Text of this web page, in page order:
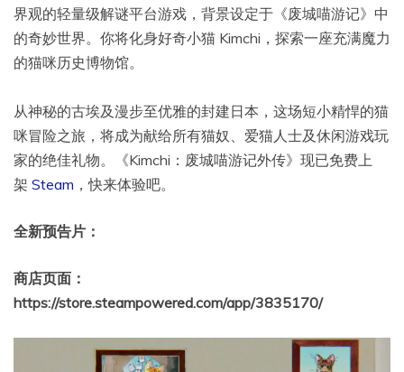
界观的轻量级解谜平台游戏，背景设定于《废城喵游记》中
的奇妙世界。你将化身好奇小猫 Kimchi，探索一座充满魔力
的猫咪历史博物馆。
从神秘的古埃及漫步至优雅的封建日本，这场短小精悍的猫
咪冒险之旅，将成为献给所有猫奴、爱猫人士及休闲游戏玩
家的绝佳礼物。《Kimchi：废城喵游记外传》现已免费上
架 Steam ，快来体验吧。
全新预告片：
商店页面：
https://store.steampowered.com/app/3835170/